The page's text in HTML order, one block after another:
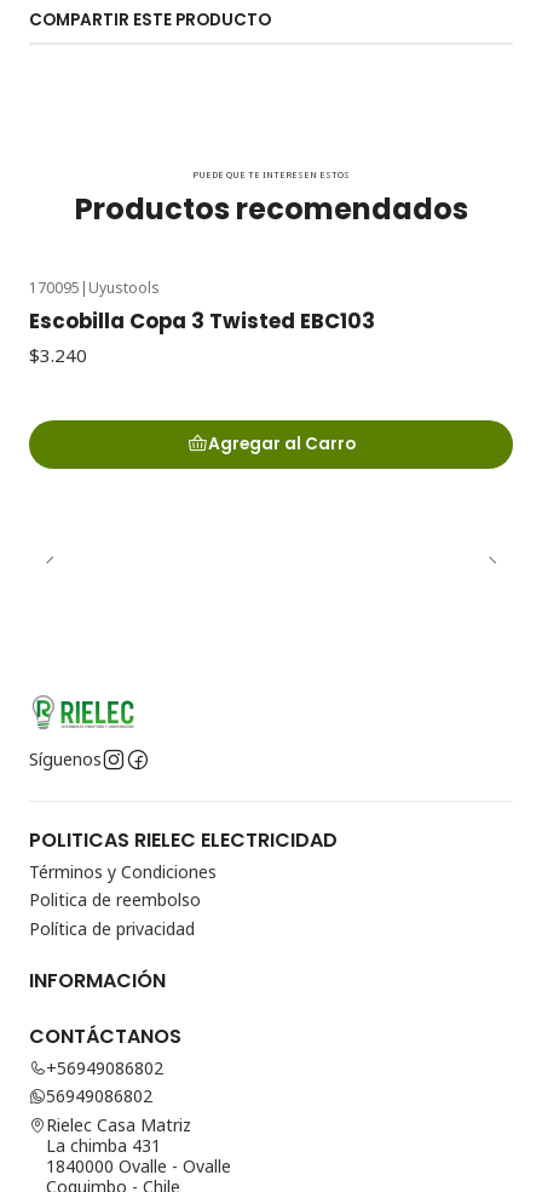
COMPARTIR ESTE PRODUCTO
PUEDE QUE TE INTERESEN ESTOS
Productos recomendados
170095 | Uyustools
Escobilla Copa 3 Twisted EBC103
$3.240
Agregar al Carro
Síguenos
POLITICAS RIELEC ELECTRICIDAD
Términos y Condiciones
Politica de reembolso
Política de privacidad
INFORMACIÓN
CONTÁCTANOS
+56949086802
56949086802
Rielec Casa Matriz
La chimba 431
1840000 Ovalle - Ovalle
Coquimbo - Chile